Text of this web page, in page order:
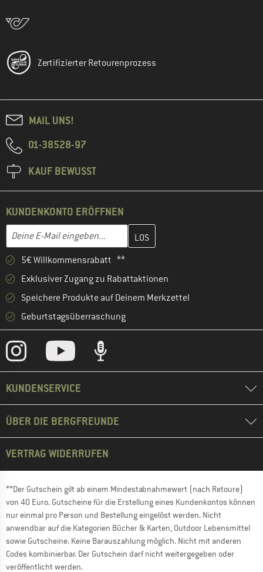
Zertifizierter Retourenprozess
MAIL UNS!
01-38528-97
KAUF BEWUSST
KUNDENKONTO ERÖFFNEN
E-Mail-Adresse
Gib hier deine E-Mail-Adresse ein und erstelle im nächsten
5€ Willkommensrabatt **
Exklusiver Zugang zu Rabattaktionen
Speichere Produkte auf Deinem Merkzettel
Geburtstagsüberraschung
KUNDENSERVICE
ÜBER DIE BERGFREUNDE
VERTRAG WIDERRUFEN
**Der Gutschein gilt ab einem Mindestabnahmewert (nach Retoure)
von 40 Euro. Gutscheine für die Erstellung eines Kundenkontos können
nur einmal pro Person und Bestellung eingelöst werden. Nicht
anwendbar auf die Kategorien Bücher & Karten, Outdoor Lebensmittel
sowie Gutscheine. Keine Barauszahlung möglich. Nicht mit anderen
Codes kombinierbar. Der Gutschein darf nicht weitergegeben oder
veröffentlicht werden.